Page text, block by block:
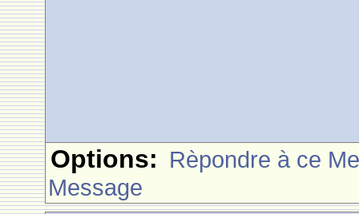
Options: Rèpondre à ce
Message